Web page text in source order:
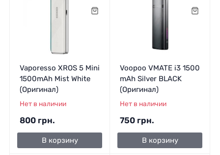
Vaporesso XROS 5 Mini
1500mAh Mist White
(Оригинал)
Нет в наличии
800 грн.
В корзину
Voopoo VMATE i3 1500
mAh Silver BLACK
(Оригинал)
Нет в наличии
750 грн.
В корзину